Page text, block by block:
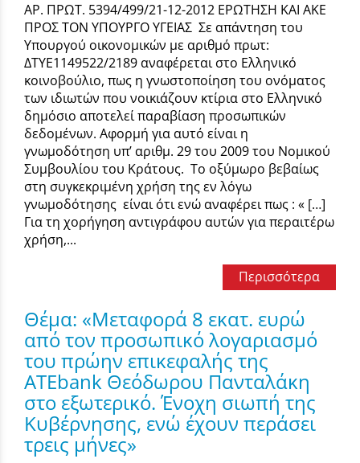
ΑΡ. ΠΡΩΤ. 5394/499/21-12-2012 ΕΡΩΤΗΣΗ ΚΑΙ ΑΚΕ
ΠΡΟΣ ΤΟΝ ΥΠΟΥΡΓΟ ΥΓΕΙΑΣ Σε απάντηση του
Υπουργού οικονομικών με αριθμό πρωτ:
ΔΤΥΕ1149522/2189 αναφέρεται στο Ελληνικό
κοινοβούλιο, πως η γνωστοποίηση του ονόματος
των ιδιωτών που νοικιάζουν κτίρια στο Ελληνικό
δημόσιο αποτελεί παραβίαση προσωπικών
δεδομένων. Αφορμή για αυτό είναι η
γνωμοδότηση υπ’ αριθμ. 29 του 2009 του Νομικού
Συμβουλίου του Κράτους. Το οξύμωρο βεβαίως
στη συγκεκριμένη χρήση της εν λόγω
γνωμοδότησης είναι ότι ενώ αναφέρει πως : « […]
Για τη χορήγηση αντιγράφου αυτών για περαιτέρω
χρήση,...
Περισσότερα
Θέμα: «Μεταφορά 8 εκατ. ευρώ
από τον προσωπικό λογαριασμό
του πρώην επικεφαλής της
ATEbank Θεόδωρου Πανταλάκη
στο εξωτερικό. Ένοχη σιωπή της
Κυβέρνησης, ενώ έχουν περάσει
τρεις μήνες»